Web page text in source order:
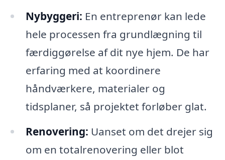
Nybyggeri: En entreprenør kan lede
hele processen fra grundlægning til
færdiggørelse af dit nye hjem. De har
erfaring med at koordinere
håndværkere, materialer og
tidsplaner, så projektet forløber glat.
Renovering: Uanset om det drejer sig
om en totalrenovering eller blot